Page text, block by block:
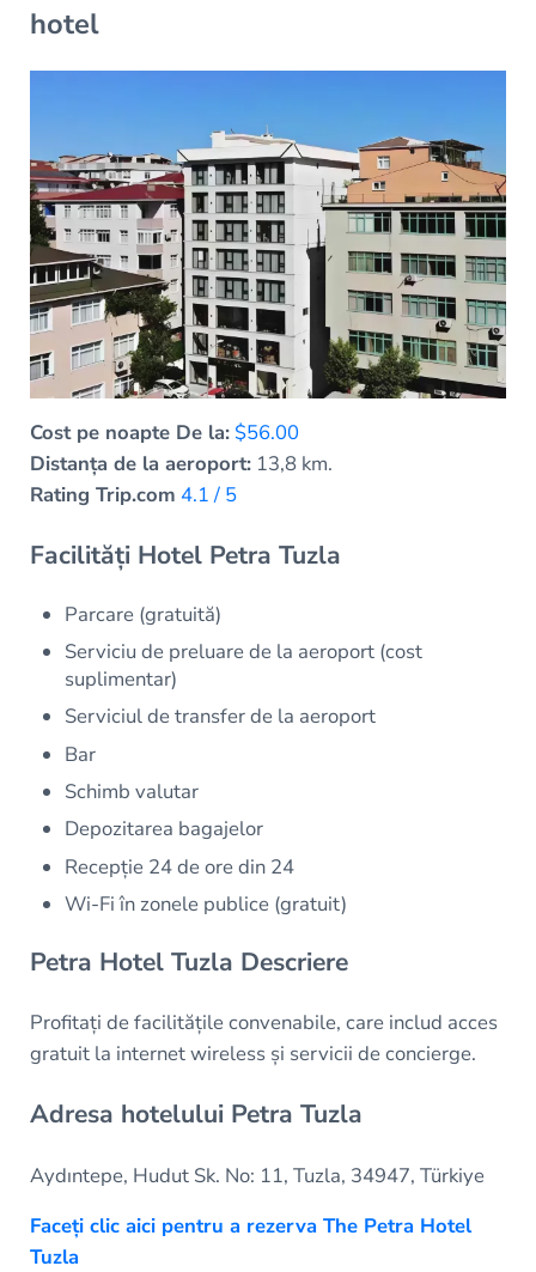
hotel
Cost pe noapte De la: $56.00
Distanța de la aeroport:13,8 km.
Rating Trip.com 4.1 / 5
Facilități Hotel Petra Tuzla
Parcare (gratuită)
Serviciu de preluare de la aeroport (cost
suplimentar)
Serviciul de transfer de la aeroport
Bar
Schimb valutar
Depozitarea bagajelor
Recepție 24 de ore din 24
Wi-Fi în zonele publice (gratuit)
Petra Hotel Tuzla Descriere
Profitați de facilitățile convenabile, care includ acces
gratuit la internet wireless și servicii de concierge.
Adresa hotelului Petra Tuzla
Aydıntepe, Hudut Sk. No: 11, Tuzla, 34947, Türkiye
Faceți clic aici pentru a rezerva The Petra Hotel
Tuzla